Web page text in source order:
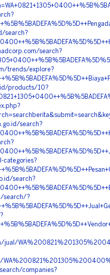
search?
search?
trends/explore?
products/10?
search?
categories?
search?
search/?
jual/
companies?